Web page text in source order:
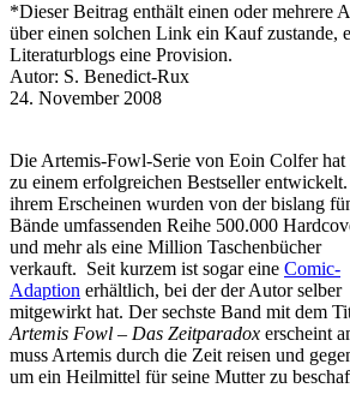
*Dieser Beitrag enthält einen oder mehrere
über einen solchen Link ein Kauf zustande,
Literaturblogs eine Provision.
Autor: S. Benedict-Rux
24. November 2008
Die Artemis-Fowl-Serie von Eoin Colfer hat
zu einem erfolgreichen Bestseller
ihrem Erscheinen wurden von der bislang
Bände umfassenden Reihe 500.000
und mehr als eine Million Taschenbücher
verkauft. Seit kurzem ist sogar eine Comic-
Adaption erhältlich, bei der der Autor selber
mitgewirkt hat. Der sechste Band mit dem
Artemis Fowl – Das Zeitparadox erscheint
muss Artemis durch die Zeit reisen und
um ein Heilmittel für seine Mutter zu